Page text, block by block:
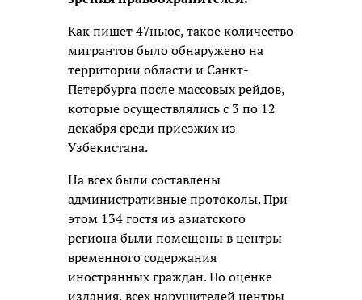
Как пишет 47ньюс, такое количество
мигрантов было обнаружено на
территории области и Санкт-
Петербурга после массовых рейдов,
которые осуществлялись с 3 по 12
декабря среди приезжих из
Узбекистана.
На всех были составлены
административные протоколы. При
этом 134 гостя из азиатского
региона были помещены в центры
временного содержания
иностранных граждан. По оценке
издания, всех нарушителей центры